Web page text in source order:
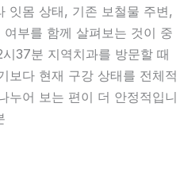
잇몸 상태, 기존 보철물 주변,
부를 함께 살펴보는 것이 중
37분 지역치과를 방문할 때
보다 현재 구강 상태를 전체적
누어 보는 편이 더 안정적입니